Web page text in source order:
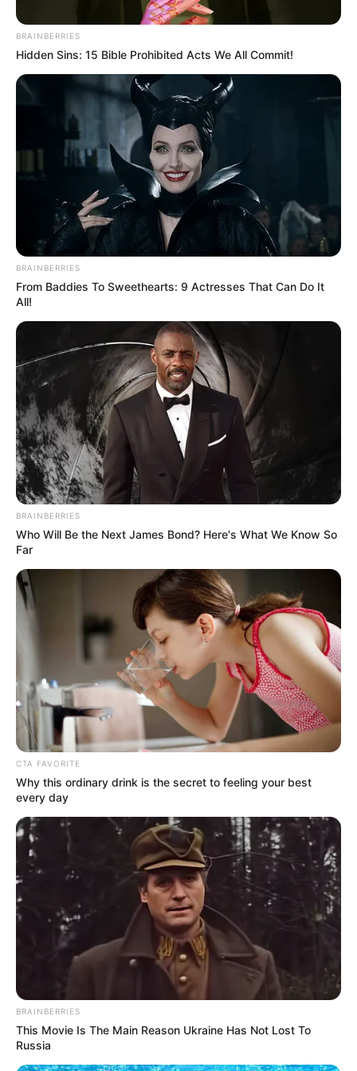
PostedFriss hírek
Rendkívüli! EZ történt Boráros
Gábor és Dobosi Roderik között
Jákli Mónika temetésén – Végig
érezhető volt a feszültség,
egyszer csak…
Szerző • January 31, 2026
A tragédia óta folymatosan a figyelem
középpontjában áll az ügy, és a történet még
mindig rengeteg kérdést vet fel. Jákli Mónika
halála után a temetés napján minden tekintet
Boráros Gáborra és Roderikre szegeződött, a
jelenlétük pedig többet mondott minden szónál.
BRAINBERRIES
Hidden Sins: 15 Bible Prohibited Acts We All Commit!
BRAINBERRIES
From Baddies To Sweethearts: 9 Actresses That Can Do It
All!
BRAINBERRIES
Who Will Be the Next James Bond? Here's What We Know So
Far
CTA FAVORITE
Why this ordinary drink is the secret to feeling your best
every day
BRAINBERRIES
This Movie Is The Main Reason Ukraine Has Not Lost To
Russia